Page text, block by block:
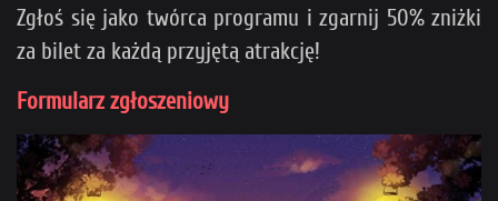
Zgłoś się jako twórca programu i zgarnij 50% zniżki
za bilet za każdą przyjętą atrakcję!
Formularz zgłoszeniowy